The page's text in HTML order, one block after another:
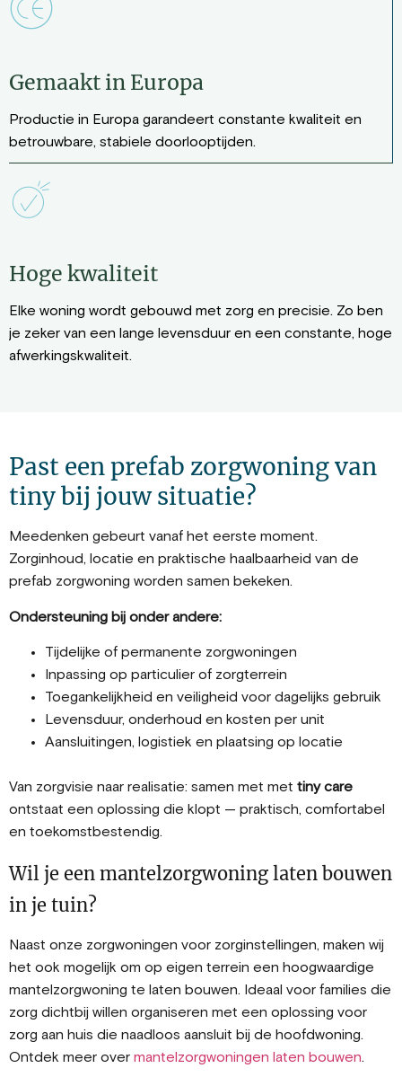
Gemaakt in Europa
Productie in Europa garandeert constante kwaliteit en
betrouwbare, stabiele doorlooptijden.
Hoge kwaliteit
Elke woning wordt gebouwd met zorg en precisie. Zo ben
je zeker van een lange levensduur en een constante, hoge
afwerkingskwaliteit.
Past een prefab zorgwoning van
tiny bij jouw situatie?
Meedenken gebeurt vanaf het eerste moment.
Zorginhoud, locatie en praktische haalbaarheid van de
prefab zorgwoning worden samen bekeken.
Ondersteuning bij onder andere:
Tijdelijke of permanente zorgwoningen
Inpassing op particulier of zorgterrein
Toegankelijkheid en veiligheid voor dagelijks gebruik
Levensduur, onderhoud en kosten per unit
Aansluitingen, logistiek en plaatsing op locatie
Van zorgvisie naar realisatie: samen met met tiny care
ontstaat een oplossing die klopt — praktisch, comfortabel
en toekomstbestendig.
Wil je een mantelzorgwoning laten bouwen
in je tuin?
Naast onze zorgwoningen voor zorginstellingen, maken wij
het ook mogelijk om op eigen terrein een hoogwaardige
mantelzorgwoning te laten bouwen. Ideaal voor families die
zorg dichtbij willen organiseren met een oplossing voor
zorg aan huis die naadloos aansluit bij de hoofdwoning.
Ontdek meer over mantelzorgwoningen laten bouwen.